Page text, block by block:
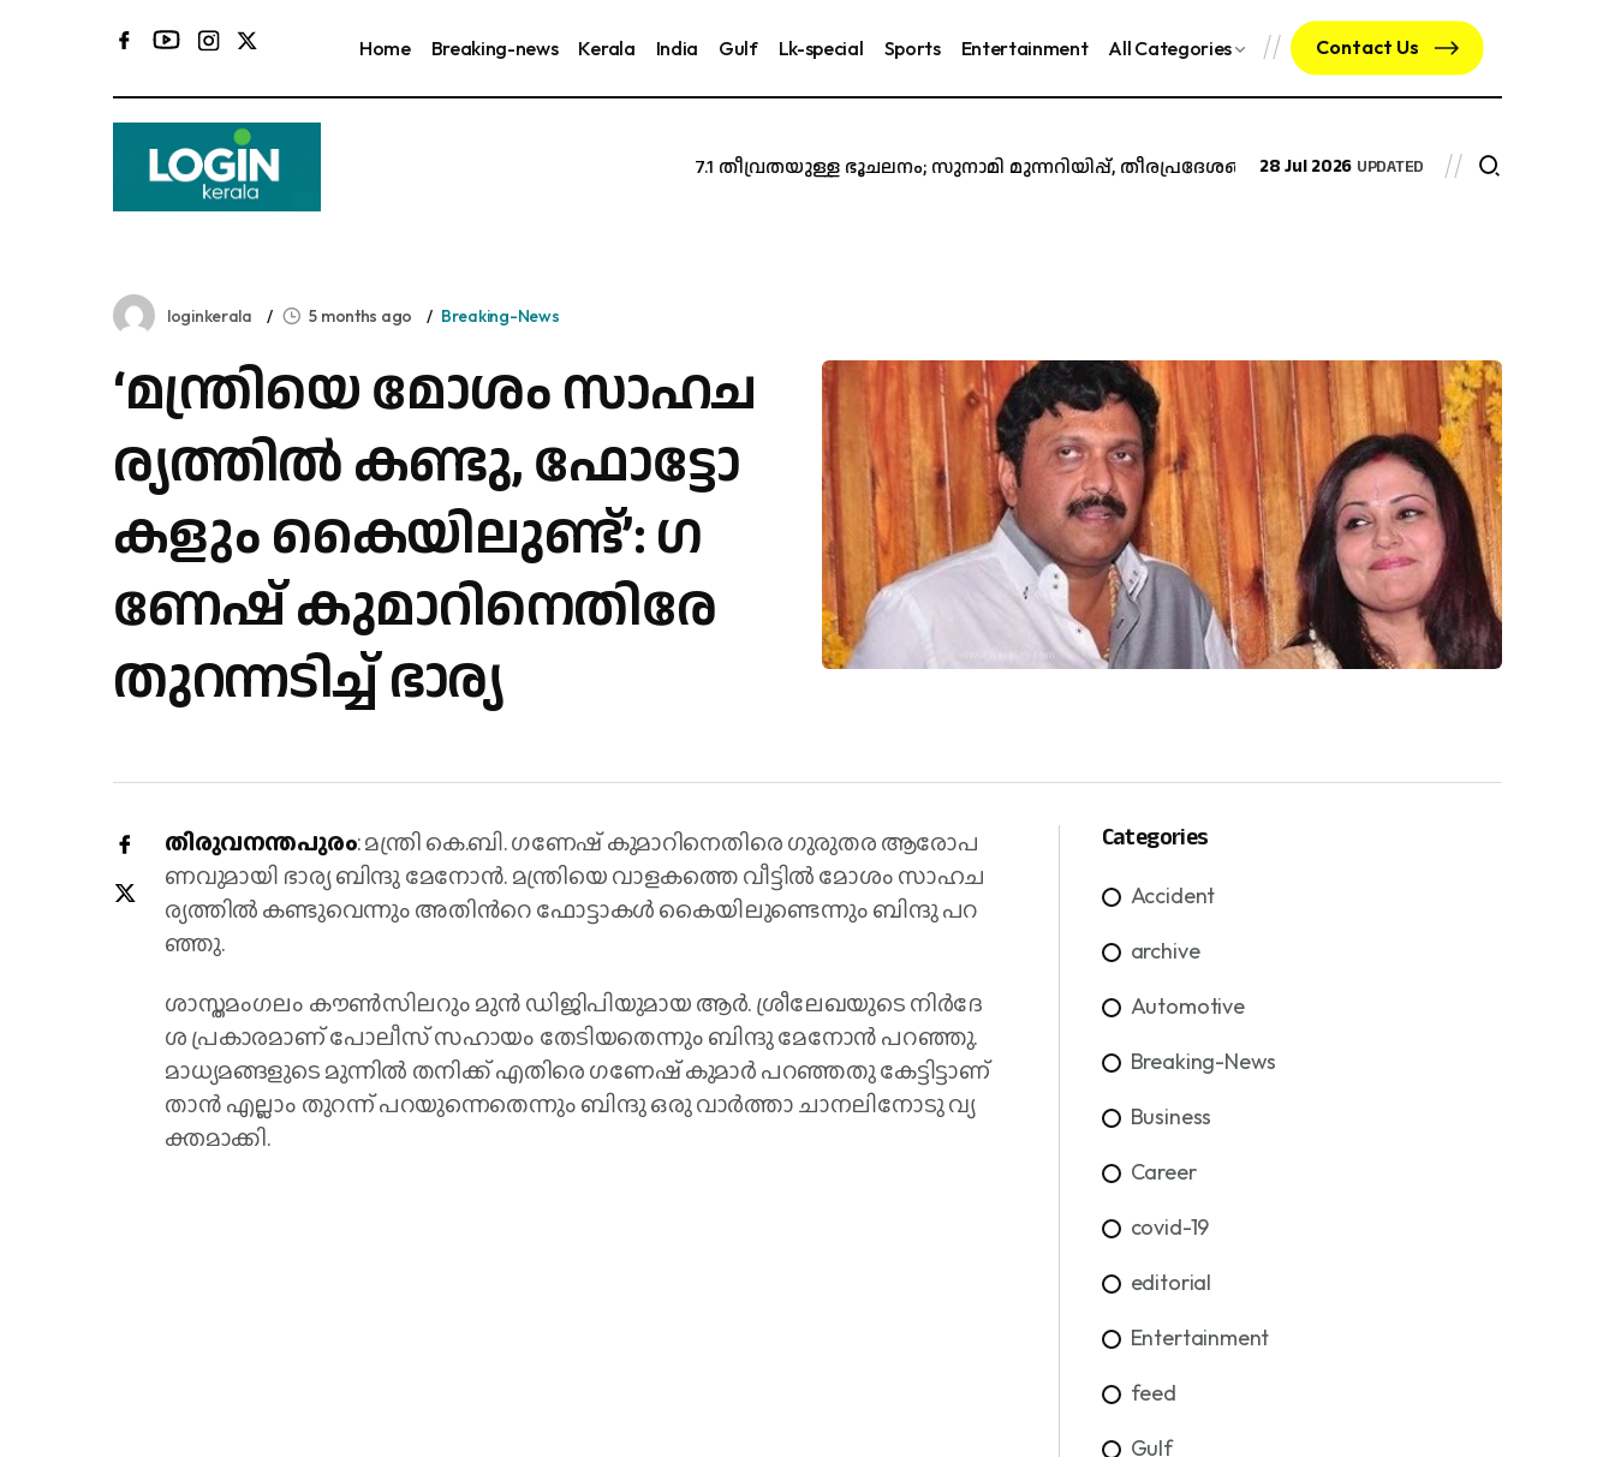
Home Breaking-news Kerala India Gulf Lk-special Sports Entertainment All Categories Contact Us
ജപ്പാനിൽ 7.1 തീവ്രതയുള്ള ഭൂചലനം; സുനാമി മുന്നറിയിപ്പ്, തീരപ്രദേശങ്ങളിൽ നിന്ന് ഒഴിഞ്ഞുമാറാൻ നിർദേശം
28 Jul 2026 UPDATED
loginkerala 5 months ago Breaking-News
‘മ​ന്ത്രി​യെ മോ​ശം സാ​ഹ​ച​
ര്യ​ത്തി​ൽ ക​ണ്ടു, ഫോ​ട്ടോ​
ക​ളും കൈ​യി​ലു​ണ്ട്’: ഗ​
ണേ​ഷ് കു​മാ​റി​നെതിരേ
തുറന്നടിച്ച് ഭാ​ര്യ
തി​രു​വ​ന​ന്ത​പു​രം: മ​ന്ത്രി കെ.​ബി. ഗ​ണേ​ഷ് കുമാറിനെതിരെ​ ഗു​രു​ത​ര ആ​രോ​പ​
ണ​വു​മാ​യി ഭാ​ര്യ ബി​ന്ദു മേ​നോ​ൻ. മ​ന്ത്രി​യെ വാ​ള​ക​ത്തെ വീ​ട്ടി​ൽ മോ​ശം സാ​ഹ​ച​
ര്യ​ത്തി​ൽ ക​ണ്ടു​വെ​ന്നും അ​തി​ന്‍റെ ഫോ​ട്ടാ​ക​ൾ കൈ​യി​ലു​ണ്ടെ​ന്നും ബി​ന്ദു പ​റ​
ഞ്ഞു.
ശാ​സ്ത​മം​ഗ​ലം കൗ​ൺ​സി​ല​റും മു​ൻ ഡി​ജി​പി​യു​മാ​യ ആ​ർ. ശ്രീ​ലേ​ഖ​യു​ടെ നി​ർ​ദേ​
ശ പ്ര​കാ​ര​മാ​ണ് പോ​ലീ​സ് സ​ഹാ​യം തേ​ടി​യ​തെ​ന്നും ബി​ന്ദു മേ​നോ​ൻ പ​റ​ഞ്ഞു.
മാ​ധ്യ​മ​ങ്ങ​ളു​ടെ മു​ന്നി​ൽ ത​നി​ക്ക് എ​തി​രെ ഗ​ണേ​ഷ് കുമാർ പ​റ​ഞ്ഞ​തു കേ​ട്ടി​ട്ടാ​ണ്
താ​ൻ എ​ല്ലാം തു​റ​ന്ന് പ​റ​യു​ന്നെ​തെ​ന്നും ബി​ന്ദു ഒരു വാർത്താ ചാനലിനോടു വ്യ​
ക്ത​മാ​ക്കി.
Categories
Accident
archive
Automotive
Breaking-News
Business
Career
covid-19
editorial
Entertainment
feed
Gulf